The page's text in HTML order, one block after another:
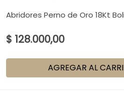
Abridores Perno de Oro 18Kt
$ 128.000,00
AGREGAR AL